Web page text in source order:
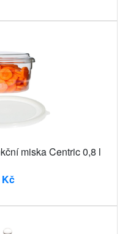
miska Centric 0,8 l
Kč